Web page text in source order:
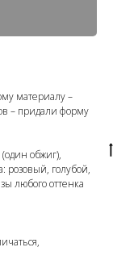
материалу –
– придали форму
обжиг),
голубой,
любого оттенка